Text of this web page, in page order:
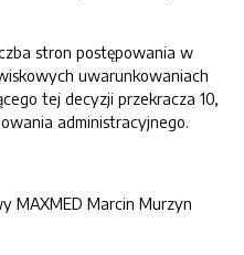
stron postępowania w
uwarunkowaniach
tej decyzji przekracza 10,
administracyjnego.
MAXMED Marcin Murzyn